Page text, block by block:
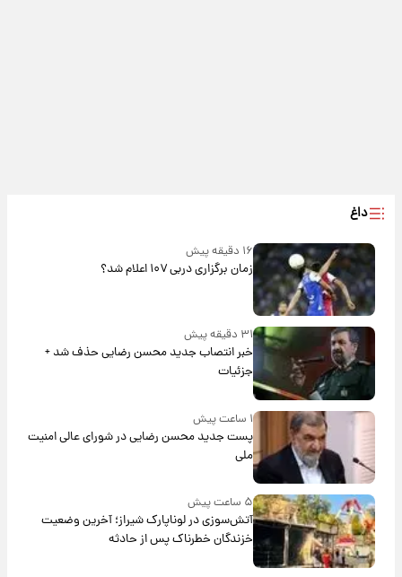
داغ
۱۶ دقیقه پیش
زمان برگزاری دربی ۱۰۷ اعلام شد؟
۳۱ دقیقه پیش
خبر انتصاب جدید محسن رضایی حذف شد +
جزئیات
پست جدید محسن رضایی در شورای عالی امنیت
ملی
۵ ساعت پیش
آتش‌سوزی در لوناپارک شیراز؛ آخرین وضعیت
خزندگان خطرناک پس از حادثه